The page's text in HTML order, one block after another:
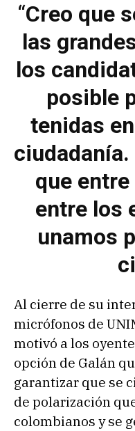
“Creo que
las
los
posible
tenidas
que
entre los
unamos
Al cierre de su
micrófonos de
motivó a los
opción de Galán
garantizar que se
de polarización
colombianos y se